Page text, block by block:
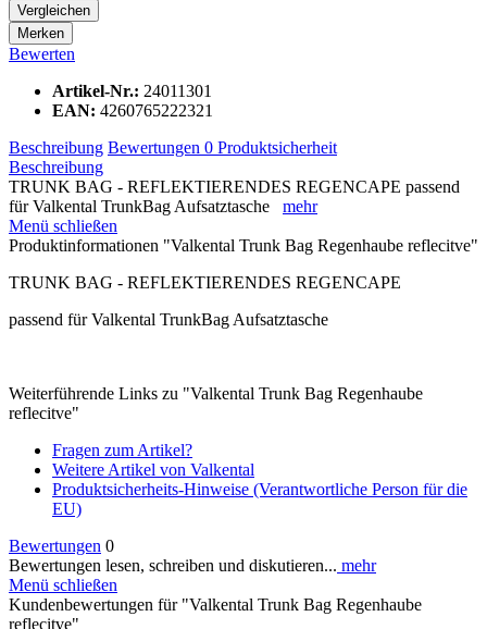
Vergleichen
Merken
Bewerten
Artikel-Nr.: 24011301
EAN: 4260765222321
Beschreibung Bewertungen 0 Produktsicherheit
Beschreibung
TRUNK BAG - REFLEKTIERENDES REGENCAPE passend
für Valkental TrunkBag Aufsatztasche mehr
Menü schließen
Produktinformationen "Valkental Trunk Bag Regenhaube reflecitve"
TRUNK BAG - REFLEKTIERENDES REGENCAPE
passend für Valkental TrunkBag Aufsatztasche
Weiterführende Links zu "Valkental Trunk Bag Regenhaube
reflecitve"
Fragen zum Artikel?
Weitere Artikel von Valkental
Produktsicherheits-Hinweise (Verantwortliche Person für die
EU)
Bewertungen 0
Bewertungen lesen, schreiben und diskutieren... mehr
Menü schließen
Kundenbewertungen für "Valkental Trunk Bag Regenhaube
reflecitve"